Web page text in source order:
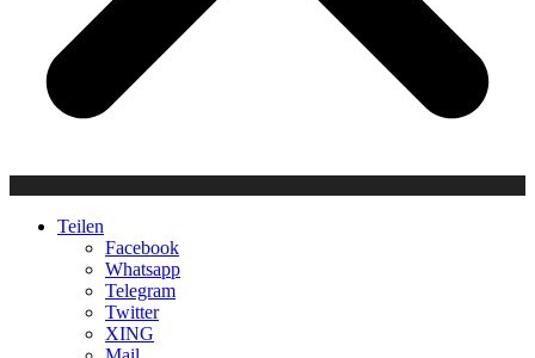
Teilen
Facebook
Whatsapp
Telegram
Twitter
XING